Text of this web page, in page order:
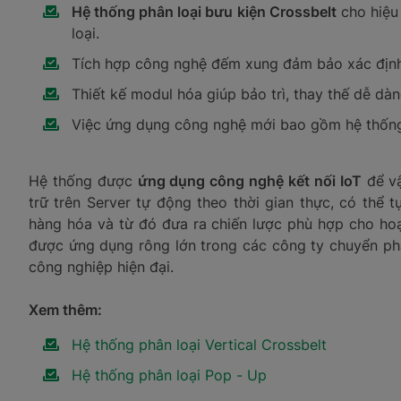
Hệ thống phân loại bưu kiện Crossbeltcho hiệu
loại.
Tích hợp công nghệ đếm xung đảm bảo xác
Thiết kế modul hóa giúp bảo trì, thay thế dễ
Việc ứng dụng công nghệ mới bao gồm hệ
Hệ thống được ứng dụng công nghệ kết nối IoT để
trữ trên Server tự động theo thời gian thực, có thể
hàng hóa và từ đó đưa ra chiến lược phù hợp cho
được ứng dụng rông lớn trong các công ty chuyển
công nghiệp hiện đại.
Xem thêm:
Hệ thống phân loại Vertical Crossbelt
Hệ thống phân loại Pop - Up